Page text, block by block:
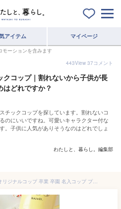
アイテム マイページ
モーションを含みます
443View 37コメント
クコップ｜割れないから子供が長
はどれですか？
チックコップを探しています。割れないコ
のにいいですね。可愛いキャラクター付な
。子供に人気がありそうなのはどれでしょ
わたしと、暮らし。編集部
おなまえ コップ プラコップ オリジナルコップ 卒業 卒園 名入コップ プレゼント オリジナル ギフト プラスチックマグカップ マグカップ 名入れ 名入り 割れないコップ 割れない 食器 食洗機対応 電子レンジ対応 耐熱マグカップ 幼稚園